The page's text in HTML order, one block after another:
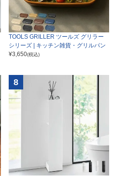
TOOLS GRILLER ツールズ グリラー
シリーズ | キッチン雑貨・グリルパン
¥3,650(税込)
8